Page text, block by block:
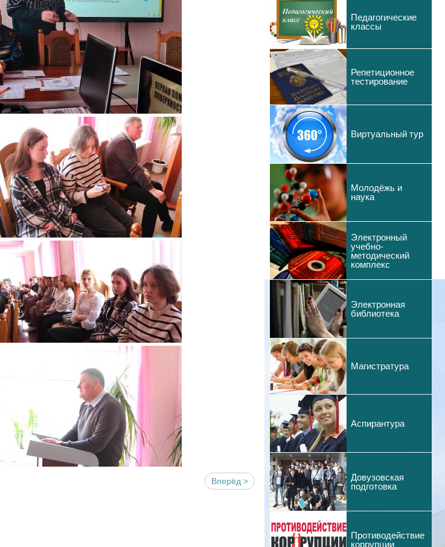
Вперёд >
Педагогические
классы
Репетиционное
тестирование
Виртуальный тур
Молодёжь и
наука
Электронный
учебно-
методический
комплекс
Электронная
библиотека
Магистратура
Аспирантура
Довузовская
подготовка
Противодействие
коррупции